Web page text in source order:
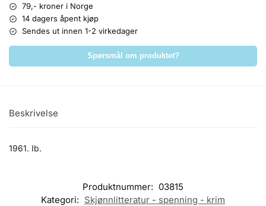
79,- kroner i Norge
14 dagers åpent kjøp
Sendes ut innen 1-2 virkedager
Spørsmål om produktet?
Beskrivelse
1961. Ib.
Produktnummer: 03815
Kategori: Skjønnlitteratur - spenning - krim